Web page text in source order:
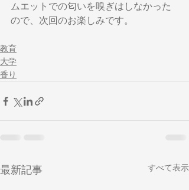
ムエットでの匂いを嗅ぎはしなかった
ので、次回のお楽しみです。
教育
大学
香り
最新記事 すべて表示